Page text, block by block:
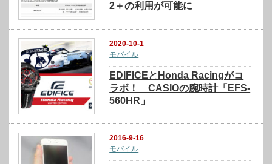
2＋の利用が可能に
2020-10-1
モバイル
EDIFICEとHonda Racingがコ
ラボ！ CASIOの腕時計「EFS-
560HR」
2016-9-16
モバイル